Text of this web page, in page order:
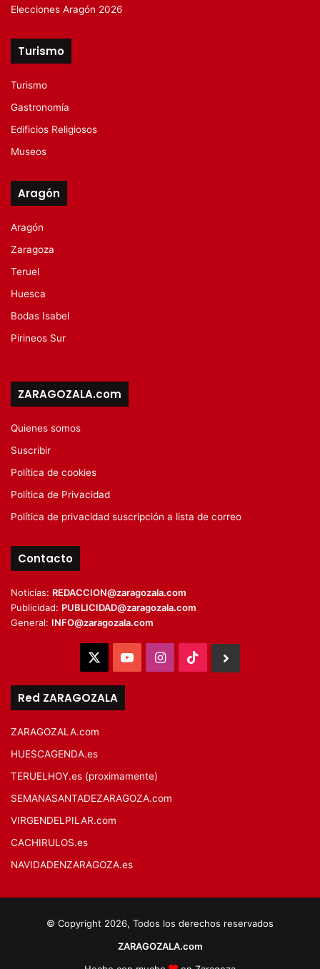
Elecciones Aragón 2026
Turismo
Turismo
Gastronomía
Edificios Religiosos
Museos
Aragón
Aragón
Zaragoza
Teruel
Huesca
Bodas Isabel
Pirineos Sur
ZARAGOZALA.com
Quienes somos
Suscribir
Política de cookies
Política de Privacidad
Política de privacidad suscripción a lista de correo
Contacto
Noticias: REDACCION@zaragozala.com
Publicidad: PUBLICIDAD@zaragozala.com
General: INFO@zaragozala.com
YouTubeInstagram
TikTok
Red ZARAGOZALA
ZARAGOZALA.com
HUESCAGENDA.es
TERUELHOY.es (proximamente)
SEMANASANTADEZARAGOZA.com
VIRGENDELPILAR.com
CACHIRULOS.es
NAVIDADENZARAGOZA.es
© Copyright 2026, Todos los derechos reservados
ZARAGOZALA.com